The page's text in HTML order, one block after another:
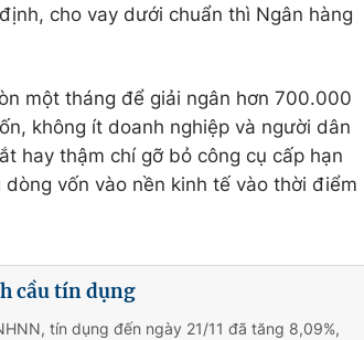
cho vay dưới chuẩn thì Ngân hàng
một tháng để giải ngân hơn 700.000
không ít doanh nghiệp và người dân
hay thậm chí gỡ bỏ công cụ cấp hạn
vốn vào nền kinh tế vào thời điểm
cầu tín dụng
tín dụng đến ngày 21/11 đã tăng 8,09%,